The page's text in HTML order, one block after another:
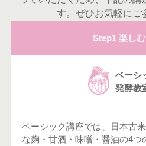
す。ぜひお気軽にご
Step1 楽し
ベーシ
発酵教
ベーシック講座では、日本古
な麹・甘酒・味噌・醤油の4つ